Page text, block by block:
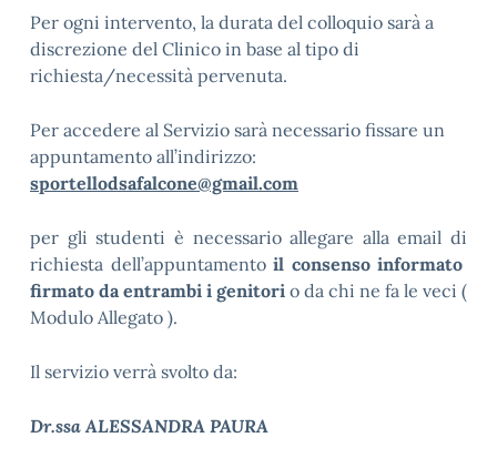
Per ogni intervento, la durata del colloquio sarà a
discrezione del Clinico in base al tipo di
richiesta/necessità pervenuta.
Per accedere al Servizio sarà necessario fissare un
appuntamento all’indirizzo:
sportellodsafalcone@gmail.com
per gli studenti è necessario allegare alla email di
richiesta dell’appuntamento il consenso informato
firmato da entrambi i genitori o da chi ne fa le veci (
Modulo Allegato ).
Il servizio verrà svolto da:
Dr.ssa ALESSANDRA PAURA